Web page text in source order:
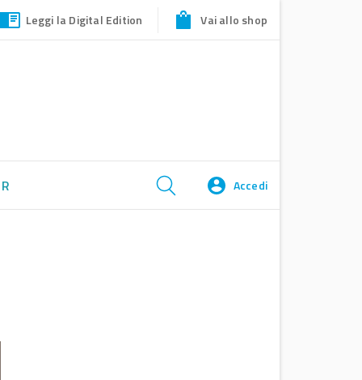
Leggi la Digital Edition Vai allo shop
Accedi